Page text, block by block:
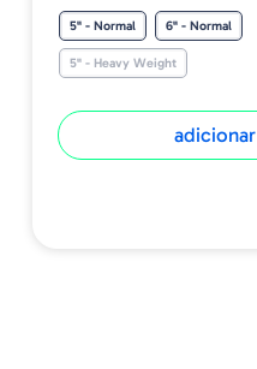
5" - Normal 6" - Normal
5" - Heavy Weight
adicionar